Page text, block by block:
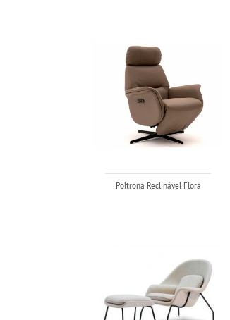
Poltrona Reclinável Flora